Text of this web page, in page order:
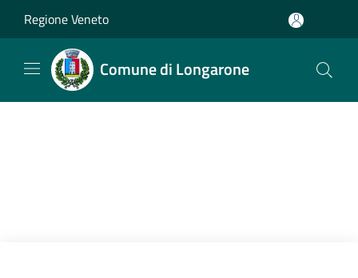
Regione Veneto
Comune di Longarone